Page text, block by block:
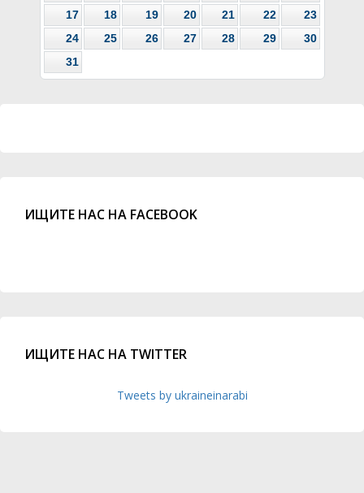
17
18 19 20 21 22
23
24
25 26 27 28 29
30
31
ИЩИТЕ НАС НА FACEBOOK
ИЩИТЕ НАС НА TWITTER
Tweets by ukraineinarabi